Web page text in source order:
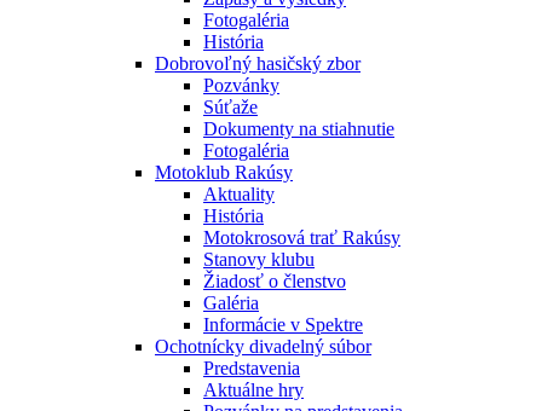
Fotogaléria
História
Dobrovoľný hasičský zbor
Pozvánky
Súťaže
Dokumenty na stiahnutie
Fotogaléria
Motoklub Rakúsy
Aktuality
História
Motokrosová trať Rakúsy
Stanovy klubu
Žiadosť o členstvo
Galéria
Informácie v Spektre
Ochotnícky divadelný súbor
Predstavenia
Aktuálne hry